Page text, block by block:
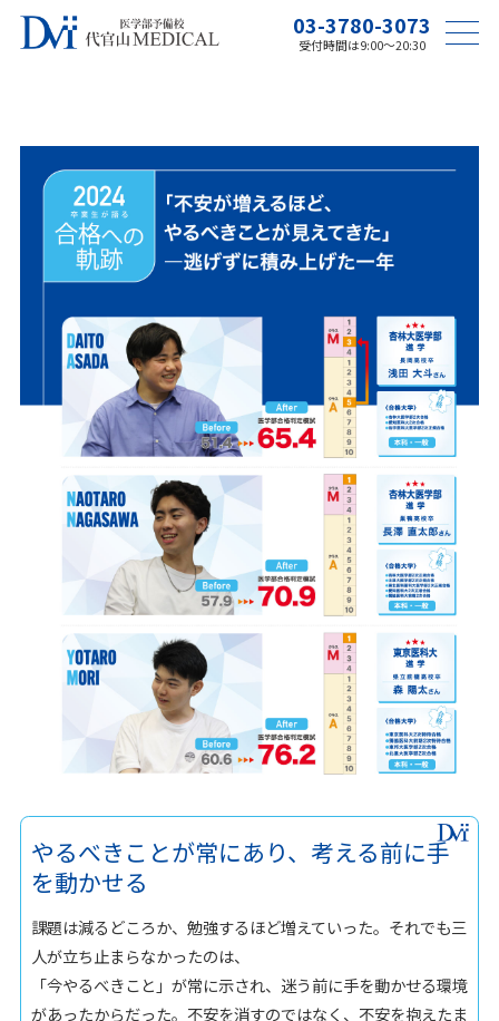
03-3780-3073
受付時間は9:00〜20:30
やるべきことが常にあり、考える前に手
を動かせる
課題は減るどころか、勉強するほど増えていった。それでも三
人が立ち止まらなかったのは、
「今やるべきこと」が常に示され、迷う前に手を動かせる環境
があったからだった。不安を消すのではなく、不安を抱えたま